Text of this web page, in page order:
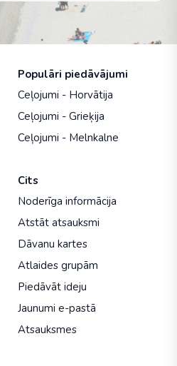
Populāri piedāvājumi
Ceļojumi - Horvātija
Ceļojumi - Grieķija
Ceļojumi - Melnkalne
Cits
Noderīga informācija
Atstāt atsauksmi
Dāvanu kartes
Atlaides grupām
Piedāvāt ideju
Jaunumi e-pastā
Atsauksmes